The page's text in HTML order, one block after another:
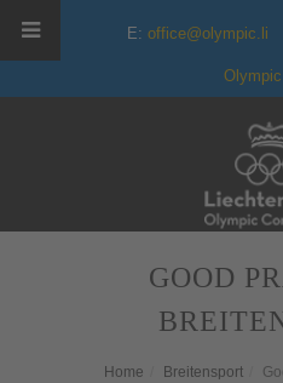
E: office@olympic.li
GOOD
Home Breitensport